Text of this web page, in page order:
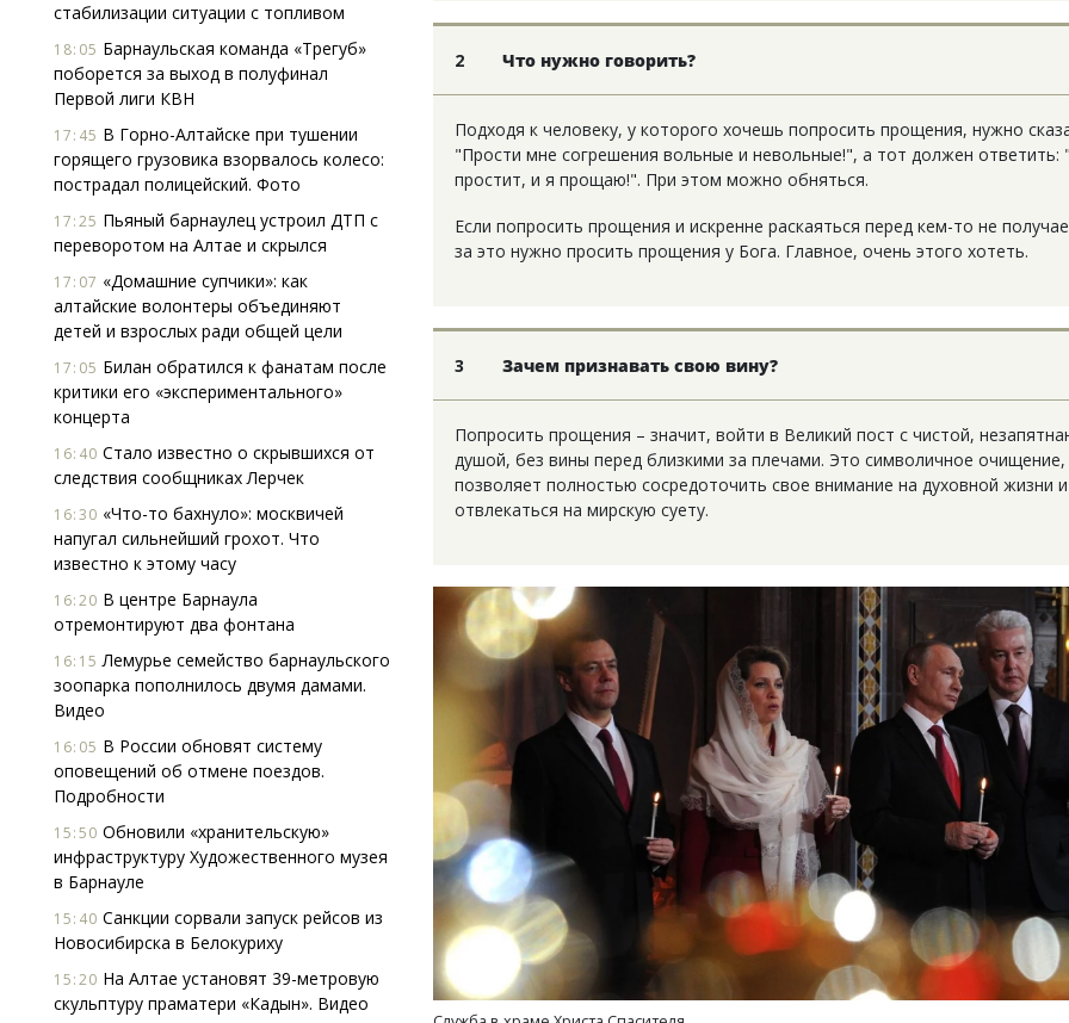
стабилизации ситуации с топливом
18:05 Барнаульская команда «Трегуб»
поборется за выход в полуфинал
Первой лиги КВН
17:45 В Горно-Алтайске при тушении
горящего грузовика взорвалось колесо:
пострадал полицейский. Фото
17:25 Пьяный барнаулец устроил ДТП с
переворотом на Алтае и скрылся
17:07 «Домашние супчики»: как
алтайские волонтеры объединяют
детей и взрослых ради общей цели
17:05 Билан обратился к фанатам после
критики его «экспериментального»
концерта
16:40 Стало известно о скрывшихся от
следствия сообщниках Лерчек
16:30 «Что-то бахнуло»: москвичей
напугал сильнейший грохот. Что
известно к этому часу
16:20 В центре Барнаула
отремонтируют два фонтана
16:15 Лемурье семейство барнаульского
зоопарка пополнилось двумя дамами.
Видео
16:05 В России обновят систему
оповещений об отмене поездов.
Подробности
15:50 Обновили «хранительскую»
инфраструктуру Художественного музея
в Барнауле
15:40 Санкции сорвали запуск рейсов из
Новосибирска в Белокуриху
15:20 На Алтае установят 39-метровую
скульптуру праматери «Кадын». Видео
2 Что нужно говорить?
Подходя к человеку, у которого хочешь попросить прощения, нужно
"Прости мне согрешения вольные и невольные!", а тот должен ответить:
простит, и я прощаю!". При этом можно обняться.
Если попросить прощения и искренне раскаяться перед кем-то не
за это нужно просить прощения у Бога. Главное, очень этого хотеть.
3 Зачем признавать свою вину?
Попросить прощения – значит, войти в Великий пост с чистой,
душой, без вины перед близкими за плечами. Это символичное
позволяет полностью сосредоточить свое внимание на духовной жизни
отвлекаться на мирскую суету.